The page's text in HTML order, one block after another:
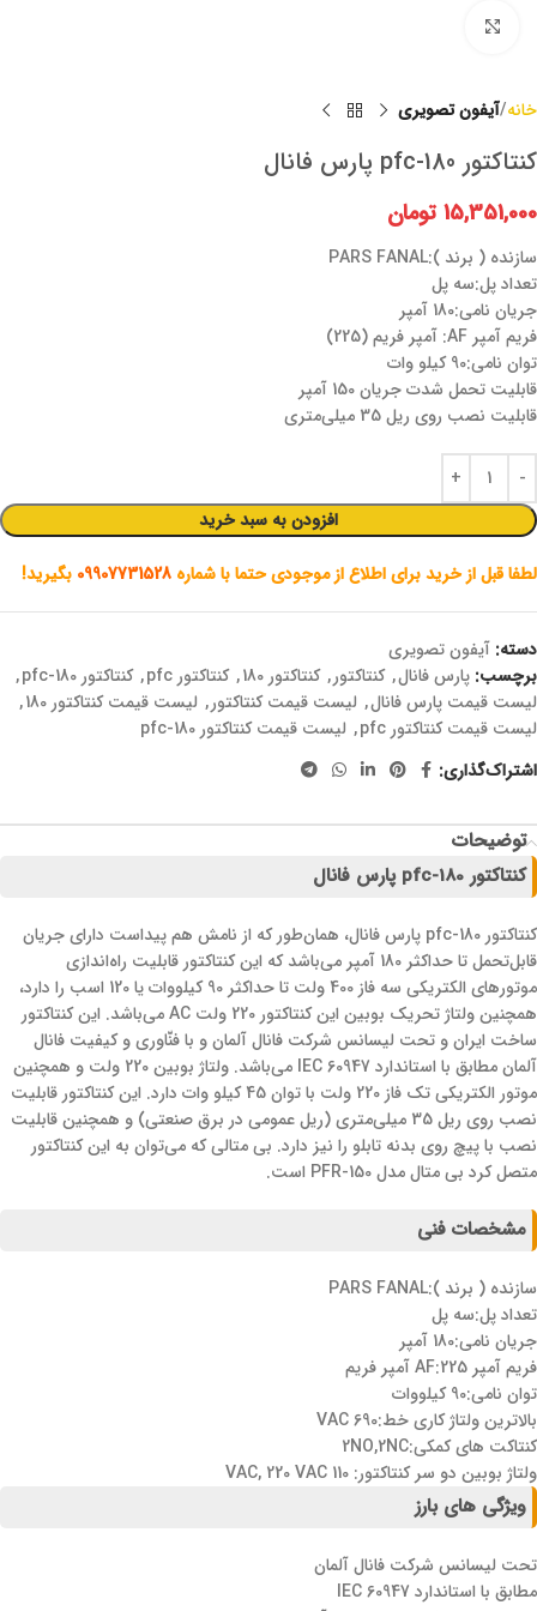
خانه آیفون تصویری
کنتاکتور pfc-180 پارس فانال
15,351,000 تومان
سازنده ( برند ):PARS FANAL
تعداد پل:سه پل
جریان نامی:180 آمپر
فریم آمپر AF: آمپر فریم (225)
توان نامی:90 کیلو وات
قابلیت تحمل شدت‌ جریان 150 آمپر
قابلیت نصب روی ریل 35 میلی‌متری
افزودن به سبد خرید
لطفا قبل از خرید برای اطلاع از موجودی حتما با شماره 09907731528 بگیرید!
دسته: آیفون تصویری
برچسب: پارس فانال, کنتاکتور, کنتاکتور 180 , کنتاکتور pfc , کنتاکتور pfc-180
,
لیست قیمت پارس فانال, لیست قیمت کنتاکتور, لیست قیمت کنتاکتور 180
,
لیست قیمت کنتاکتور pfc
, لیست قیمت کنتاکتور pfc-180
اشتراک‌گذاری:
توضیحات
کنتاکتور pfc-180 پارس فانال
کنتاکتور pfc-180 پارس فانال، همان‌طور که از نامش هم پیداست دارای جریان
قابل‌تحمل تا حداکثر 180 آمپر می‌باشد که این کنتاکتور قابلیت راه‌اندازی
موتورهای الکتریکی سه فاز 400 ولت تا حداکثر 90 کیلووات یا 120 اسب را دارد،
همچنین ولتاژ تحریک بوبین این کنتاکتور 220 ولت AC می‌باشد. این کنتاکتور
ساخت ایران و تحت لیسانس شرکت فانال آلمان و با فنّاوری و کیفیت فانال
آلمان مطابق با استاندارد IEC 60947 می‌باشد. ولتاژ بوبین 220 ولت و همچنین
موتور الکتریکی تک فاز 220 ولت با توان 45 کیلو وات دارد. این کنتاکتور قابلیت
نصب روی ریل 35 میلی‌متری (ریل عمومی در برق صنعتی) و همچنین قابلیت
نصب با پیچ روی بدنه تابلو را نیز دارد. بی متالی که می‌توان به این کنتاکتور
متصل کرد بی متال مدل PFR-150 است.
مشخصات فنی
سازنده ( برند ):PARS FANAL
تعداد پل:سه پل
جریان نامی:180 آمپر
فریم آمپر AF:225 آمپر فریم
توان نامی:90 کیلووات
بالاترین ولتاژ کاری خط:690 VAC
کنتاکت های کمکی:2NO,2NC
ولتاژ بوبین دو سر کنتاکتور: 110 VAC, 220 VAC
ویژگی های بارز
تحت لیسانس شرکت فانال آلمان
مطابق با استاندارد IEC 60947